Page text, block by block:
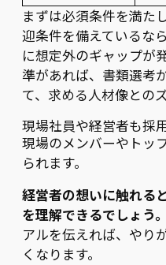
まずは必須条件を満た
迎条件を備えているな
に想定外のギャップが
準があれば、書類選考
て、求める人材像との
現場社員や経営者も採
現場のメンバーやトッ
られます。
経営者の想いに触れる
を理解できるでしょう。
アルを伝えれば、やり
くなります。